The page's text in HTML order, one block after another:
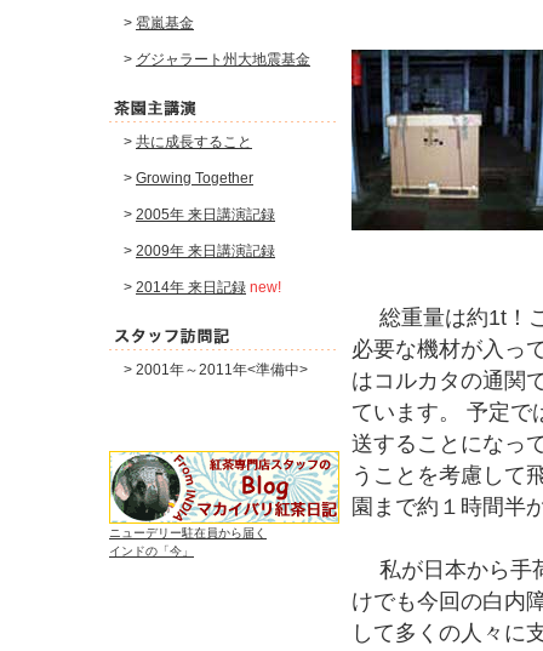
> 雹嵐基金
> グジャラート州大地震基金
> 共に成長すること
> Growing Together
> 2005年 来日講演記録
> 2009年 来日講演記録
> 2014年 来日記録 new!
> 2001年～2011年<準備中>
ニューデリー駐在員から届く
インドの「今」
総重量は約1t！
必要な機材が入っ
はコルカタの通関
ています。 予定で
送することになっ
うことを考慮して
園まで約１時間半
私が日本から手
けでも今回の白内
して多くの人々に